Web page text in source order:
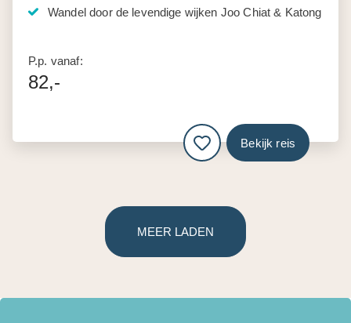
Wandel door de levendige wijken Joo Chiat & Katong
P.p. vanaf:
82,-
Bekijk reis
MEER LADEN